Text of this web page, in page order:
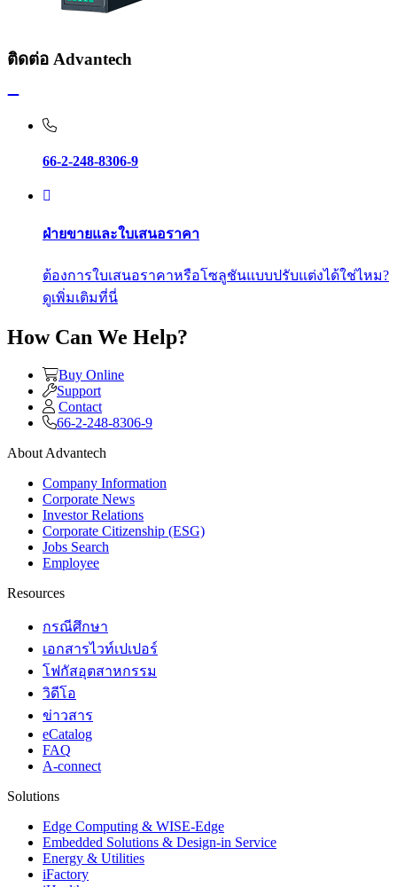
ติดต่อ Advantech
66-2-248-8306-9
ฝ่ายขายและใบเสนอราคา
ต้องการใบเสนอราคาหรือโซลูชันแบบปรับแต่งได้ใช่ไหม?
ดูเพิ่มเติมที่นี่
How Can We Help?
Buy Online
Support
Contact
66-2-248-8306-9
About Advantech
Company Information
Corporate News
Investor Relations
Corporate Citizenship (ESG)
Jobs Search
Employee
Resources
กรณีศึกษา
เอกสารไวท์เปเปอร์
โฟกัสอุตสาหกรรม
วิดีโอ
ข่าวสาร
eCatalog
FAQ
A-connect
Solutions
Edge Computing & WISE-Edge
Embedded Solutions & Design-in Service
Energy & Utilities
iFactory